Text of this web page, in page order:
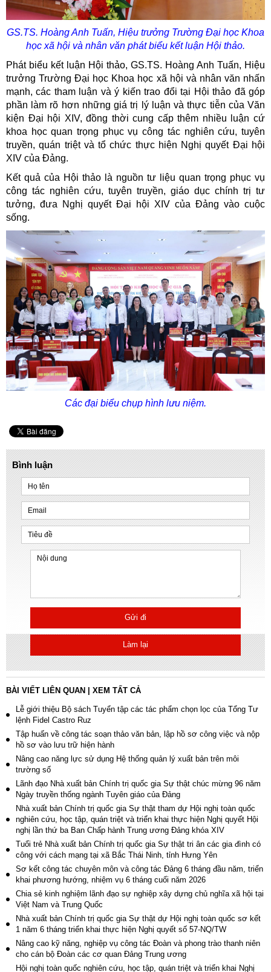
GS.TS. Hoàng Anh Tuấn, Hiệu trưởng Trường Đại học Khoa
học xã hội và nhân văn phát biểu kết luận Hội thảo.
Phát biểu kết luận Hội thảo, GS.TS. Hoàng Anh Tuấn, Hiệu
trưởng Trường Đại học Khoa học xã hội và nhân văn nhấn
mạnh, các tham luận và ý kiến trao đổi tại Hội thảo đã góp
phần làm rõ hơn những giá trị lý luận và thực tiễn của Văn
kiện Đại hội XIV, đồng thời cung cấp thêm nhiều luận cứ
khoa học quan trọng phục vụ công tác nghiên cứu, tuyên
truyền, quán triệt và tổ chức thực hiện Nghị quyết Đại hội
XIV của Đảng.
Kết quả của Hội thảo là nguồn tư liệu quan trọng phục vụ
công tác nghiên cứu, tuyên truyền, giáo dục chính trị tư
tưởng, đưa Nghị quyết Đại hội XIV của Đảng vào cuộc
sống.
Các đại biểu chụp hình lưu niệm.
Bình luận
Gửi đi
Làm lại
BÀI VIẾT LIÊN QUAN XEM TẤT CẢ
Lễ giới thiệu Bộ sách Tuyển tập các tác phẩm chọn lọc của Tổng Tư
lệnh Fidel Castro Ruz
Tập huấn về công tác soạn thảo văn bản, lập hồ sơ công việc và nộp
hồ sơ vào lưu trữ hiện hành
Nâng cao năng lực sử dụng Hệ thống quản lý xuất bản trên môi
trường số
Lãnh đạo Nhà xuất bản Chính trị quốc gia Sự thật chúc mừng 96 năm
Ngày truyền thống ngành Tuyên giáo của Đảng
Nhà xuất bản Chính trị quốc gia Sự thật tham dự Hội nghị toàn quốc
nghiên cứu, học tập, quán triệt và triển khai thực hiện Nghị quyết Hội
nghị lần thứ ba Ban Chấp hành Trung ương Đảng khóa XIV
Tuổi trẻ Nhà xuất bản Chính trị quốc gia Sự thật tri ân các gia đình có
công với cách mạng tại xã Bắc Thái Ninh, tỉnh Hưng Yên
Sơ kết công tác chuyên môn và công tác Đảng 6 tháng đầu năm, triển
khai phương hướng, nhiệm vụ 6 tháng cuối năm 2026
Chia sẻ kinh nghiệm lãnh đạo sự nghiệp xây dựng chủ nghĩa xã hội tại
Việt Nam và Trung Quốc
Nhà xuất bản Chính trị quốc gia Sự thật dự Hội nghị toàn quốc sơ kết
1 năm 6 tháng triển khai thực hiện Nghị quyết số 57-NQ/TW
Nâng cao kỹ năng, nghiệp vụ công tác Đoàn và phong trào thanh niên
cho cán bộ Đoàn các cơ quan Đảng Trung ương
Hội nghị toàn quốc nghiên cứu, học tập, quán triệt và triển khai Nghị